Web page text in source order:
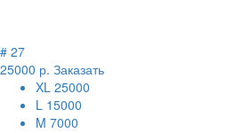
# 27
25000 р. Заказать
XL 25000
L 15000
M 7000